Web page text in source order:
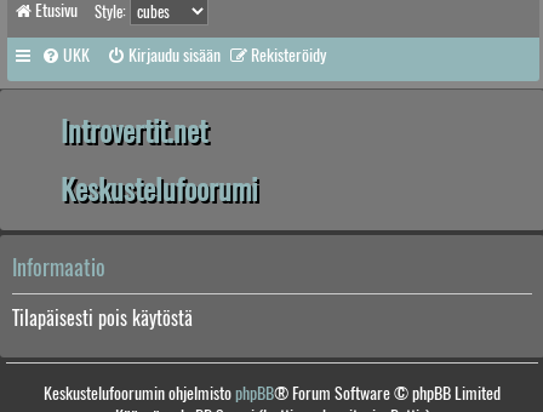
Etusivu Style:
UKK Kirjaudu sisään Rekisteröidy
Introvertit.net
Keskustelufoorumi
Informaatio
Tilapäisesti pois käytöstä
Keskustelufoorumin ohjelmistophpBB® Forum Software © phpBB Limited